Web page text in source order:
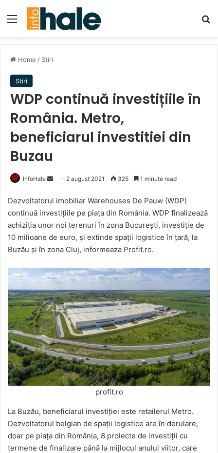
Menu
Home / Stiri
Stiri
WDP continuă investițiile în
România. Metro,
beneficiarul investitiei din
Buzau
InfoHale
Send
email
2 august 2021 325 1 minute read
Dezvoltatorul imobiliar Warehouses De Pauw (WDP)
continuă investițiile pe piața din România. WDP finalizează
achiziția unor noi terenuri în zona București, investiție de
10 milioane de euro, și extinde spații logistice în țară, la
Buzău și în zona Cluj, informeaza Profit.ro.
profit.ro
La Buzău, beneficiarul investiției este retailerul Metro.
Dezvoltatorul belgian de spații logistice are în derulare,
doar pe piața din România, 8 proiecte de investiții cu
termene de finalizare până la mijlocul anului viitor, care